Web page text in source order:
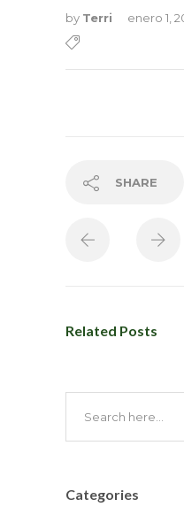
by Terri enero 1,
SHARE
Related Posts
Categories